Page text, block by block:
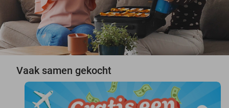
Vaak samen gekocht